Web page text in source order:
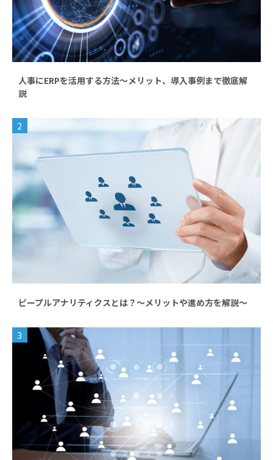
人事にERPを活用する方法～メリット、導入事例まで徹底解
説
2
ピープルアナリティクスとは？～メリットや進め方を解説～
3